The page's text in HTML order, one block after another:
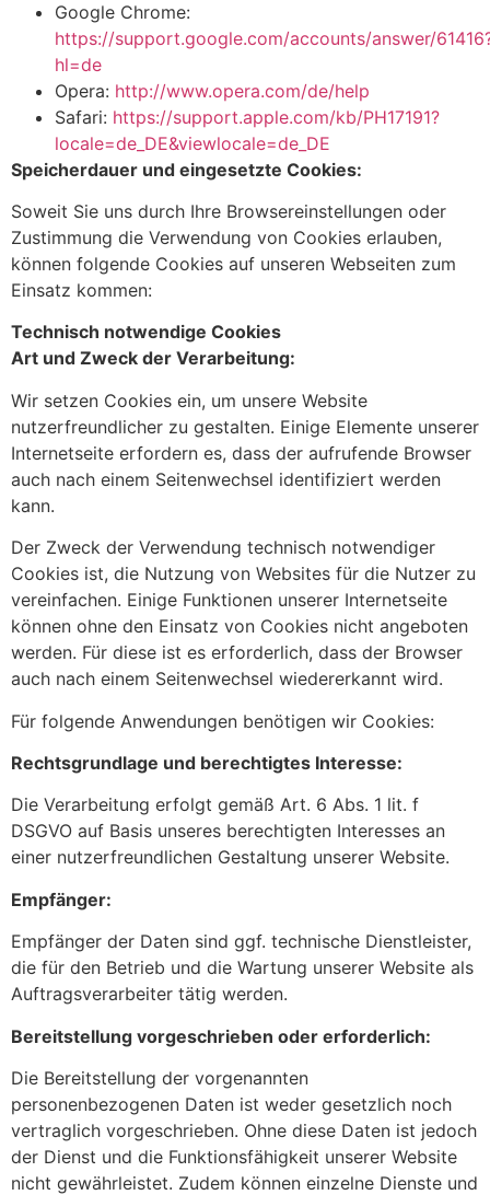
Google Chrome:
https://support.google.com/accounts/answer/
hl=de
Opera: http://www.opera.com/de/help
Safari: https://support.apple.com/kb/PH17191?
locale=de_DE&viewlocale=de_DE
Speicherdauer und eingesetzte Cookies:
Soweit Sie uns durch Ihre Browsereinstellungen oder
Zustimmung die Verwendung von Cookies erlauben,
können folgende Cookies auf unseren Webseiten zum
Einsatz kommen:
Technisch notwendige Cookies
Art und Zweck der Verarbeitung:
Wir setzen Cookies ein, um unsere Website
nutzerfreundlicher zu gestalten. Einige Elemente unserer
Internetseite erfordern es, dass der aufrufende Browser
auch nach einem Seitenwechsel identifiziert werden
kann.
Der Zweck der Verwendung technisch notwendiger
Cookies ist, die Nutzung von Websites für die Nutzer zu
vereinfachen. Einige Funktionen unserer Internetseite
können ohne den Einsatz von Cookies nicht angeboten
werden. Für diese ist es erforderlich, dass der Browser
auch nach einem Seitenwechsel wiedererkannt wird.
Für folgende Anwendungen benötigen wir Cookies:
Rechtsgrundlage und berechtigtes Interesse:
Die Verarbeitung erfolgt gemäß Art. 6 Abs. 1 lit. f
DSGVO auf Basis unseres berechtigten Interesses an
einer nutzerfreundlichen Gestaltung unserer Website.
Empfänger:
Empfänger der Daten sind ggf. technische Dienstleister,
die für den Betrieb und die Wartung unserer Website als
Auftragsverarbeiter tätig werden.
Bereitstellung vorgeschrieben oder erforderlich:
Die Bereitstellung der vorgenannten
personenbezogenen Daten ist weder gesetzlich noch
vertraglich vorgeschrieben. Ohne diese Daten ist jedoch
der Dienst und die Funktionsfähigkeit unserer Website
nicht gewährleistet. Zudem können einzelne Dienste und